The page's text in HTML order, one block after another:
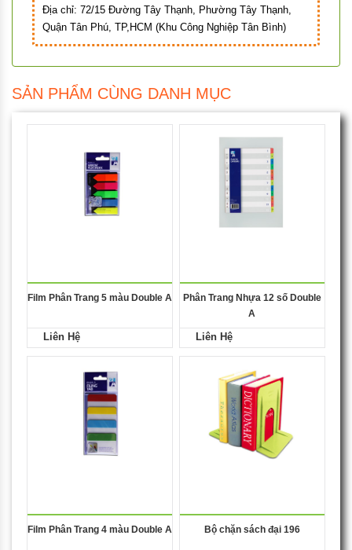
Địa chỉ: 72/15 Đường Tây Thạnh, Phường Tây Thạnh,
Quận Tân Phú, TP,HCM (Khu Công Nghiệp Tân Bình)
SẢN PHẨM CÙNG DANH MỤC
Film Phân Trang 5 màu Double A
Liên Hệ
Phân Trang Nhựa 12 số Double
A
Liên Hệ
Film Phân Trang 4 màu Double A Bộ chặn sách đại 196